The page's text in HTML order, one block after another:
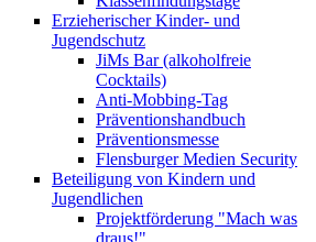
Erzieherischer Kinder- und
Jugendschutz
JiMs Bar (alkoholfreie
Cocktails)
Anti-Mobbing-Tag
Präventionshandbuch
Präventionsmesse
Flensburger Medien Security
Beteiligung von Kindern und
Jugendlichen
Projektförderung "Mach was
draus!"